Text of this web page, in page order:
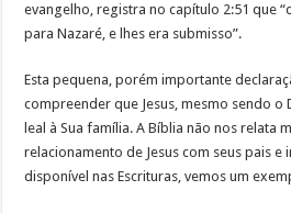
evangelho, registra no capítulo 2:51 que
para Nazaré, e lhes era submisso”.
Esta pequena, porém importante
compreender que Jesus, mesmo sendo o
leal à Sua família. A Bíblia não nos relata
relacionamento de Jesus com seus pais
disponível nas Escrituras, vemos um